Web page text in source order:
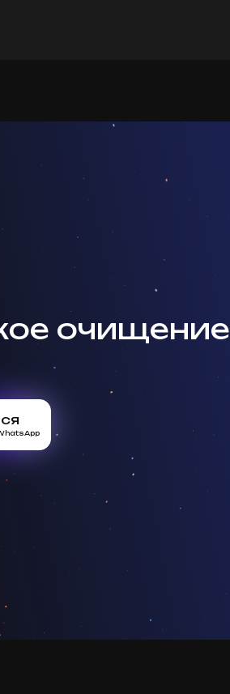
очищение